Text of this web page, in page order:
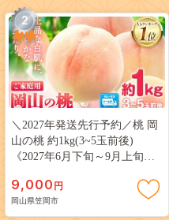
2
＼2027年発送先行予約／桃 岡
山の桃 約1kg(3~5玉前後)
《2027年6月下旬～9月上旬頃
岡山 はくとう スイーツ フル
ーツ 果物 デザート 旬 モモ も
9,000 円
岡山県笠岡市